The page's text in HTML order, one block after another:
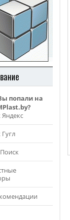
попали на
Яндекс